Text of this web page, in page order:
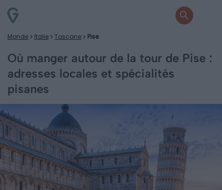
Monde Italie Toscane Pise
Où manger autour de la tour de Pise :
adresses locales et spécialités
pisanes